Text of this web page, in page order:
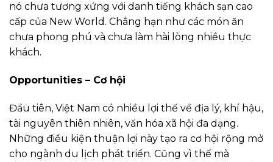
nó chưa tương xứng với danh tiếng khách sạn cao
cấp của New World. Chẳng hạn như các món ăn
chưa phong phú và chưa làm hài lòng nhiều thực
khách.
Opportunities – Cơ hội
Đầu tiên, Việt Nam có nhiều lợi thế về địa lý, khí hậu,
tài nguyên thiên nhiên, văn hóa xã hội đa dạng.
Những điều kiện thuận lợi này tạo ra cơ hội rộng mở
cho ngành du lịch phát triển. Cũng vì thế mà